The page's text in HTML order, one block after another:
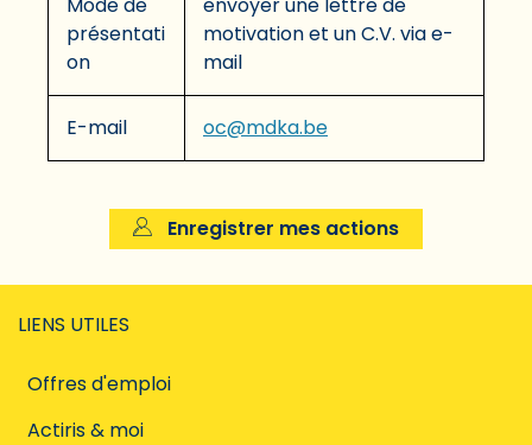
présentati
on
motivation et un C.V. via e-
mail
E-mail oc@mdka.be
Enregistrer mes actions
LIENS UTILES
Offres d'emploi
Actiris & moi